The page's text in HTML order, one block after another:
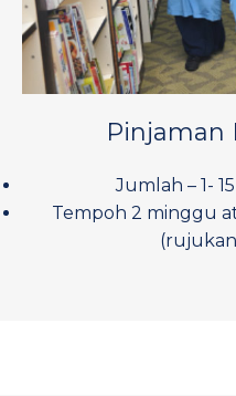
Pinjaman
Jumlah – 1-
Tempoh 2 minggu